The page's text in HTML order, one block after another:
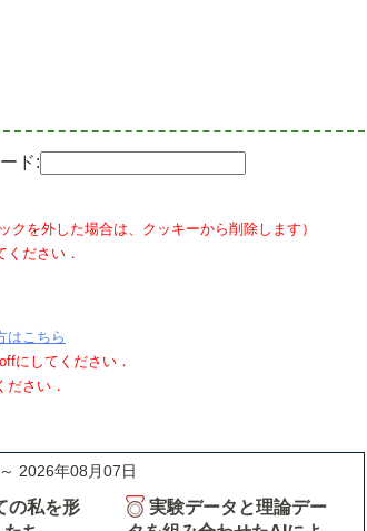
ド:
を外した場合は、クッキーから削除します）
ださい．
はこちら
にしてください．
ださい．
2026年08月07日
の私を形
実験データと理論デー